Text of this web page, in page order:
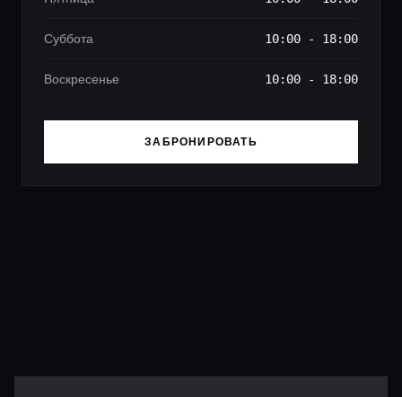
Суббота 10:00 - 18:00
Воскресенье 10:00 - 18:00
ЗАБРОНИРОВАТЬ